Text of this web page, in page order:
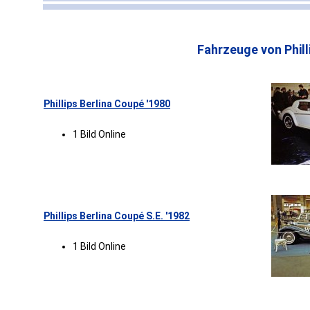
Fahrzeuge von
Phillips Berlina Coupé '1980
1 Bild Online
Phillips Berlina Coupé S.E. '1982
1 Bild Online